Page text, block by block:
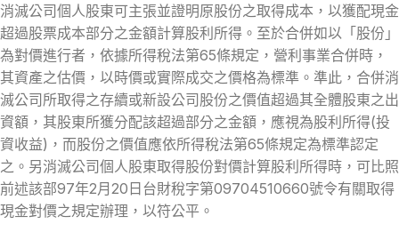
消滅公司個人股東可主張並證明原股份之取得成本，以獲配現金
超過股票成本部分之金額計算股利所得。至於合併如以「股份」
為對價進行者，依據所得稅法第65條規定，營利事業合併時，
其資產之估價，以時價或實際成交之價格為標準。準此，合併消
滅公司所取得之存續或新設公司股份之價值超過其全體股東之出
資額，其股東所獲分配該超過部分之金額，應視為股利所得(投
資收益)，而股份之價值應依所得稅法第65條規定為標準認定
之。另消滅公司個人股東取得股份對價計算股利所得時，可比照
前述該部97年2月20日台財稅字第09704510660號令有關取得
現金對價之規定辦理，以符公平。